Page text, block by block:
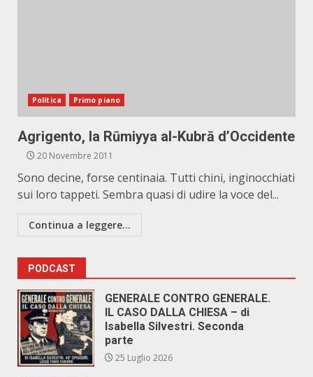
Politica Primo piano
Agrigento, la Rūmiyya al-Kubrā d’Occidente
20 Novembre 2011
Sono decine, forse centinaia. Tutti chini, inginocchiati
sui loro tappeti. Sembra quasi di udire la voce del...
Continua a leggere...
PODCAST
GENERALE CONTRO GENERALE.
IL CASO DALLA CHIESA – di
Isabella Silvestri. Seconda
parte
25 Luglio 2026